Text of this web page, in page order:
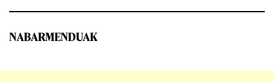
NABARMENDUAK